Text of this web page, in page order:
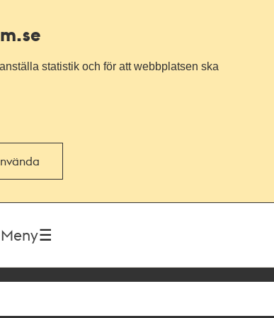
statistik och för att webbplatsen ska
Meny